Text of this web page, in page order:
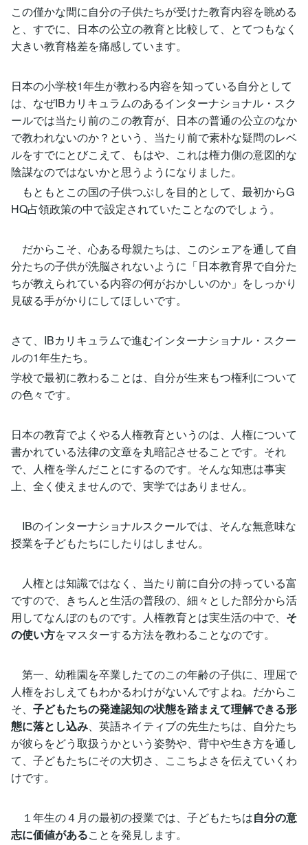
この僅かな間に自分の子供たちが受けた教育内容を眺める
と、すでに、日本の公立の教育と比較して、とてつもなく
大きい教育格差を痛感しています。
日本の小学校1年生が教わる内容を知っている自分として
は、なぜIBカリキュラムのあるインターナショナル・スク
ールでは当たり前のこの教育が、日本の普通の公立のなか
で教われないのか？という、当たり前で素朴な疑問のレベ
ルをすでにとびこえて、もはや、これは権力側の意図的な
陰謀なのではないかと思うようになりました。
もともとこの国の子供つぶしを目的として、最初からG
HQ占領政策の中で設定されていたことなのでしょう。
だからこそ、心ある母親たちは、このシェアを通して自
分たちの子供が洗脳されないように「日本教育界で自分た
ちが教えられている内容の何がおかしいのか」をしっかり
見破る手がかりにしてほしいです。
さて、IBカリキュラムで進むインターナショナル・スクー
ルの1年生たち。
学校で最初に教わることは、自分が生来もつ権利について
の色々です。
日本の教育でよくやる人権教育というのは、人権について
書かれている法律の文章を丸暗記させることです。それ
で、人権を学んだことにするのです。そんな知恵は事実
上、全く使えませんので、実学ではありません。
IBのインターナショナルスクールでは、そんな無意味な
授業を子どもたちにしたりはしません。
人権とは知識ではなく、当たり前に自分の持っている富
ですので、きちんと生活の普段の、細々とした部分から活
用してなんぼのものです。人権教育とは実生活の中で、 そ
の使い方をマスターする方法を教わることなのです。
第一、幼稚園を卒業したてのこの年齢の子供に、理屈で
人権をおしえてもわかるわけがないんですよね。だからこ
そ、 子どもたちの発達認知の状態を踏まえて理解できる形
態に落とし込み、英語ネイティブの先生たちは、自分たち
が彼らをどう取扱うかという姿勢や、背中や生き方を通し
て、子どもたちにその大切さ、ここちよさを伝えていくわ
けです。
１年生の４月の最初の授業では、子どもたちは自分の意
志に価値があることを発見します。